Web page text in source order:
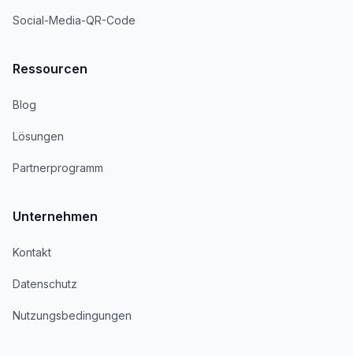
Social-Media-QR-Code
Ressourcen
Blog
Lösungen
Partnerprogramm
Unternehmen
Kontakt
Datenschutz
Nutzungsbedingungen